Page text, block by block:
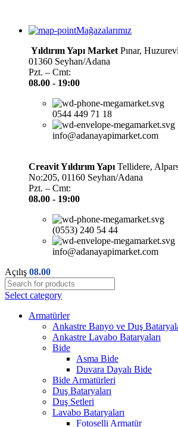
Mağazalarımız
Yıldırım Yapı Market Pınar,
01360 Seyhan/Adana
Pzt. – Cmt:
08.00 - 19:00
0544 449 71 18
info@adanayapimarket.com
Creavit Yıldırım Yapı Tellidere,
No:205, 01160 Seyhan/Adana
Pzt. – Cmt:
08.00 - 19:00
(0553) 240 54 44
info@adanayapimarket.com
Açılış 08.00
Select category
Armatürler
Ankastre Banyo ve Duş
Ankastre Lavabo Bataryaları
Bide
Asma Bide
Duvara Dayalı Bide
Bide Armatürleri
Duş Bataryaları
Duş Setleri
Lavabo Bataryaları
Fotoselli Armatür